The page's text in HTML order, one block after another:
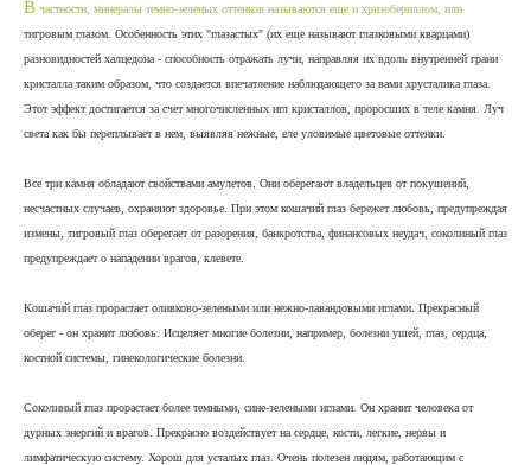
В частности, минералы темно-зеленых оттенков называются еще и хризобериллом, или
тигровым глазом. Особенность этих "глазастых" (их еще называют глазковыми кварцами)
разновидностей халцедона - способность отражать лучи, направляя их вдоль внутренней грани
кристалла таким образом, что создается впечатление наблюдающего за вами хрусталика глаза.
Этот эффект достигается за счет многочисленных игл кристаллов, проросших в теле камня. Луч
света как бы переплывает в нем, выявляя нежные, еле уловимые цветовые оттенки.
Все три камня обладают свойствами амулетов. Они оберегают владельцев от покушений,
несчастных случаев, охраняют здоровье. При этом кошачий глаз бережет любовь, предупреждая
измены, тигровый глаз оберегает от разорения, банкротства, финансовых неудач, соколиный глаз
предупреждает о нападении врагов, клевете.
Кошачий глаз прорастает оливково-зелеными или нежно-лавандовыми иглами. Прекрасный
оберег - он хранит любовь. Исцеляет многие болезни, например, болезни ушей, глаз, сердца,
костной системы, гинекологические болезни.
Соколиный глаз прорастает более темными, сине-зелеными иглами. Он хранит человека от
дурных энергий и врагов. Прекрасно воздействует на сердце, кости, легкие, нервы и
лимфатическую систему. Хорош для усталых глаз. Очень полезен людям, работающим с